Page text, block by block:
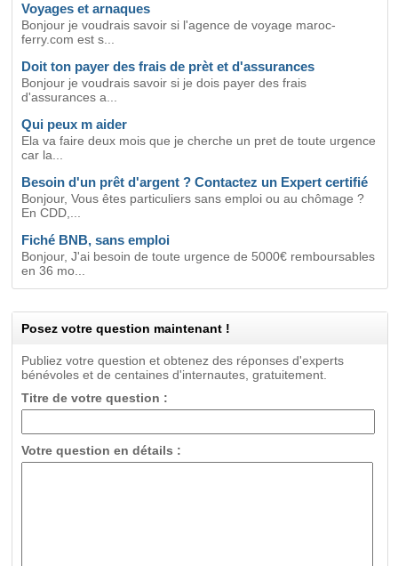
Voyages et arnaques
Bonjour je voudrais savoir si l'agence de voyage maroc-
ferry.com est s...
Doit ton payer des frais de prèt et d'assurances
Bonjour je voudrais savoir si je dois payer des frais
d'assurances a...
Qui peux m aider
Ela va faire deux mois que je cherche un pret de toute urgence
car la...
Besoin d'un prêt d'argent ? Contactez un Expert certifié
Bonjour, Vous êtes particuliers sans emploi ou au chômage ?
En CDD,...
Fiché BNB, sans emploi
Bonjour, J'ai besoin de toute urgence de 5000€ remboursables
en 36 mo...
Posez votre question maintenant !
Publiez votre question et obtenez des réponses d'experts
bénévoles et de centaines d'internautes, gratuitement.
Titre de votre question :
Votre question en détails :